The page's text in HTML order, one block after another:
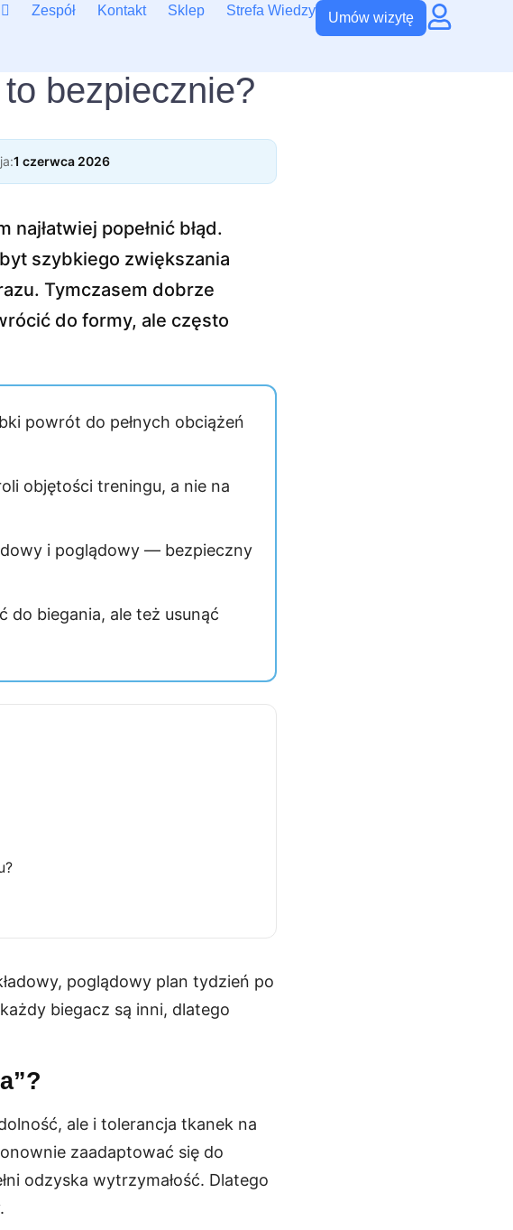
Zespół Kontakt Sklep Strefa Wiedzy Umów wizytę
bezpiecznie?
1 czerwca 2026
popełnić błąd.
szybkiego zwiększania
Tymczasem dobrze
do formy, ale często
powrót do pełnych obciążeń
objętości treningu, a nie na
i poglądowy — bezpieczny
biegania, ale też usunąć
poglądowy plan tydzień po
biegacz są inni, dlatego
ale i tolerancja tkanek na
zaadaptować się do
odzyska wytrzymałość. Dlatego